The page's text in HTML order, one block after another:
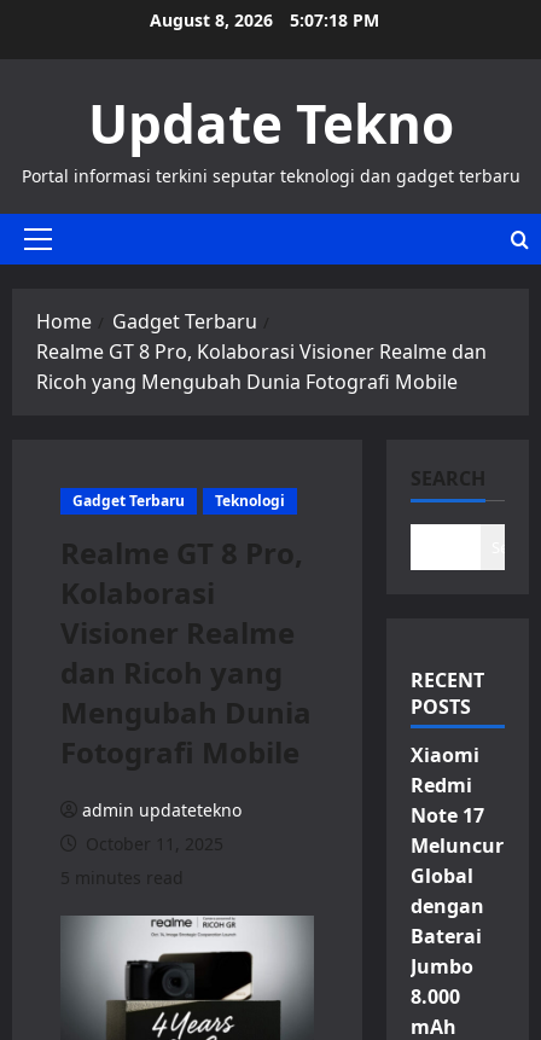
August 8, 2026 5:07:19 PM
Update Tekno
Portal informasi terkini seputar teknologi dan gadget terbaru
Primary
Home
Gadget Terbaru
Realme GT 8 Pro, Kolaborasi Visioner Realme dan
Ricoh yang Mengubah Dunia Fotografi Mobile
Gadget Terbaru Teknologi
Realme GT 8 Pro,
Kolaborasi
Visioner Realme
dan Ricoh yang
Mengubah Dunia
Fotografi Mobile
admin updatetekno
October 11, 2025
5 minutes read
SEARCH
RECENT
POSTS
Xiaomi
Redmi
Note 17
Meluncur
Global
dengan
Baterai
Jumbo
8.000
mAh